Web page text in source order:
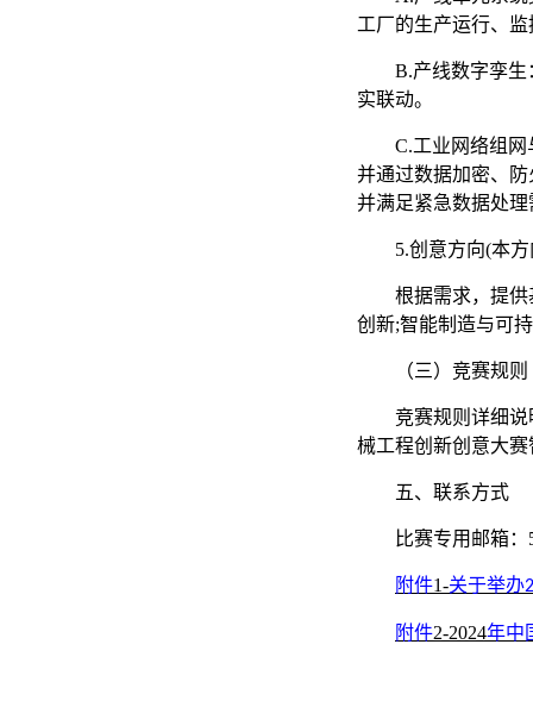
工厂的生产运行、
B.产线数字孪
实联动。
C.工业网络组
并通过数据加密、
并满足紧急数据处理
5.创意方向(本
根据需求，提
创新;智能制造与可
（三）竞赛规则
竞赛规则详细说
械工程创新创意大
五、联系方式
比赛专用邮箱：
附件1-关于举办
附件2-2024年中